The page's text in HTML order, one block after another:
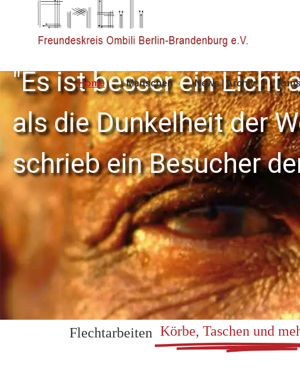
Home Menschen News | Archiv
"Es ist besser ein Licht
als die Dunkelheit der
schrieb ein Besucher
Flechtarbeiten Körbe, Taschen und